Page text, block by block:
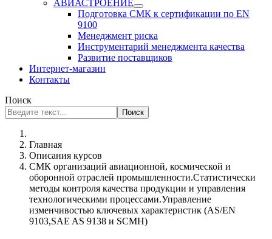
АВИАСТРОЕНИЕ
Подготовка СМК к сертификации по EN
9100
Менеджмент риска
Инструментарий менеджмента качества
Развитие поставщиков
Интернет-магазин
Контакты
Поиск
Поиск
Главная
Описания курсов
СМК организаций авиационной, космической и
оборонной отраслей промышленности.Статистически
методы контроля качества продукции и управления
технологическими процессами.Управление
изменчивостью ключевых характеристик (AS/EN
9103,SAE AS 9138 и SCMH)